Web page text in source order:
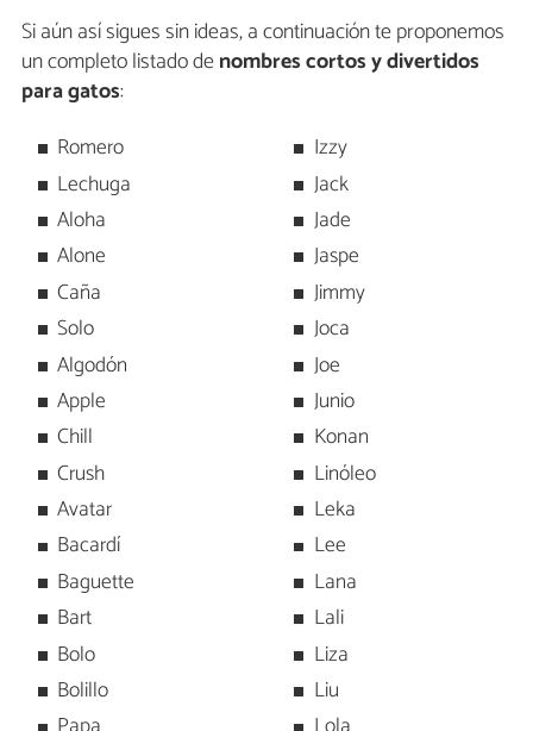
Si aún así sigues sin ideas, a continuación te proponemos
un completo listado denombres cortos y divertidos
para gatos:
Romero
Lechuga
Aloha
Alone
Caña
Solo
Algodón
Apple
Chill
Crush
Avatar
Bacardí
Baguette
Bart
Bolo
Bolillo
Izzy
Jack
Jade
Jaspe
Jimmy
Joca
Joe
Junio
Konan
Linóleo
Leka
Lee
Lana
Lali
Liza
Liu